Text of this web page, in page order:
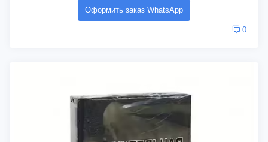
Оформить заказ WhatsApp
0